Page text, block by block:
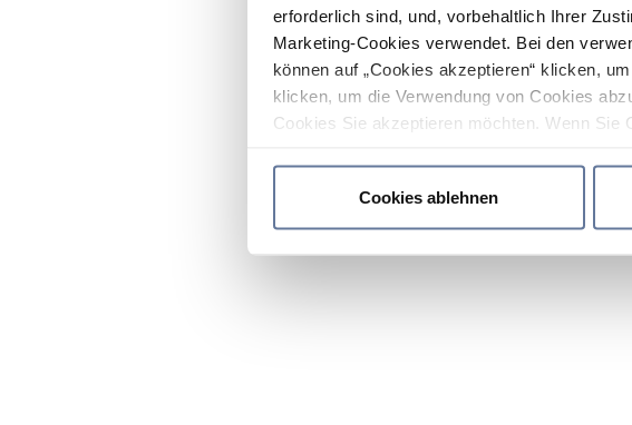
erforderlich sind, und, vorbehaltlich Ihrer
Marketing-Cookies verwendet. Bei den
können auf „Cookies akzeptieren“ klicken,
klicken, um die Verwendung von Cookies
Cookies Sie akzeptieren möchten. Wenn Sie
Cookies ablehnen